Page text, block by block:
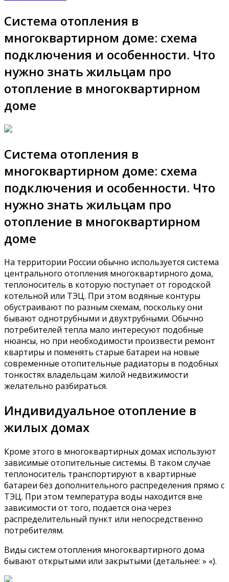
Система отопления в
многоквартирном доме: схема
подключения и особенности. Что
нужно знать жильцам про
отопление в многоквартирном
доме
Система отопления в
многоквартирном доме: схема
подключения и особенности. Что
нужно знать жильцам про
отопление в многоквартирном
доме
На территории России обычно используется система
центрального отопления многоквартирного дома,
теплоноситель в которую поступает от городской
котельной или ТЭЦ. При этом водяные контуры
обустраивают по разным схемам, поскольку они
бывают однотрубными и двухтрубными. Обычно
потребителей тепла мало интересуют подобные
нюансы, но при необходимости произвести ремонт
квартиры и поменять старые батареи на новые
современные отопительные радиаторы в подобных
тонкостях владельцам жилой недвижимости
желательно разбираться.
Индивидуальное отопление в
жилых домах
Кроме этого в многоквартирных домах используют
зависимые отопительные системы. В таком случае
теплоноситель транспортируют в квартирные
батареи без дополнительного распределения прямо с
ТЭЦ. При этом температура воды находится вне
зависимости от того, подается она через
распределительный пункт или непосредственно
потребителям.
Виды систем отопления многоквартирного дома
бывают открытыми или закрытыми (детальнее: » «).